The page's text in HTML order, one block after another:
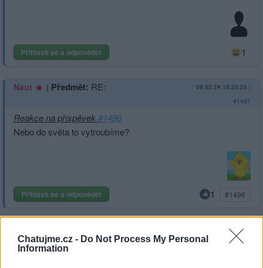
Chatujme.cz - Do Not Process My Personal
Information
Přihlásit se a odpovědět 1
Naut | Předmět: RE: 09.05.24 16:20:25 |
#1497
Reakce na příspěvek#1496
Nebo do světa to vytroubíme?
Přihlásit se a odpovědět 1 #1496
09.05.24 16:05:16
#1496